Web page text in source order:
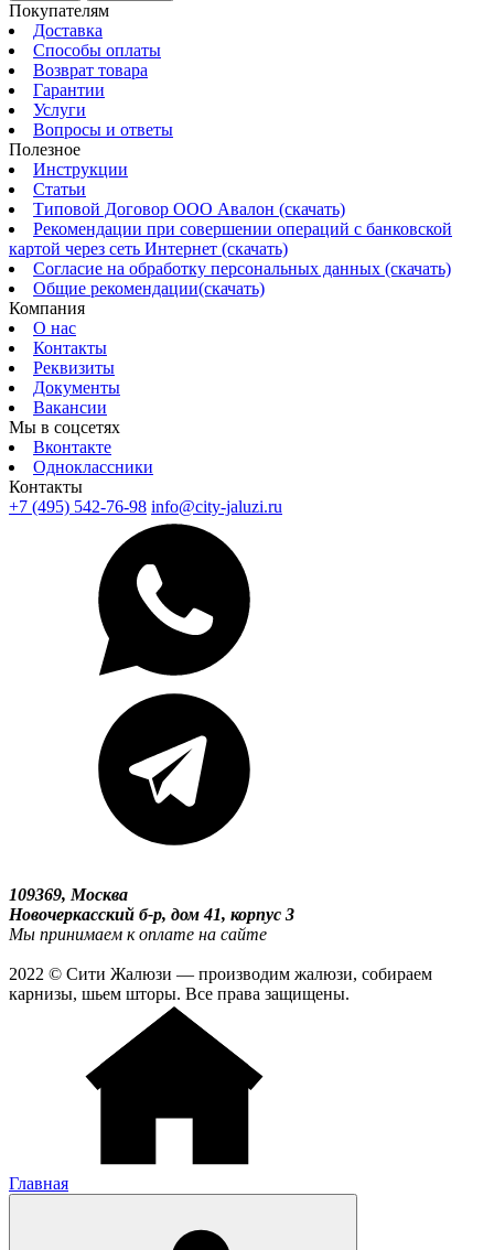
Покупателям
Доставка
Способы оплаты
Возврат товара
Гарантии
Услуги
Вопросы и ответы
Полезное
Инструкции
Статьи
Типовой Договор ООО Авалон (скачать)
Рекомендации при совершении операций с банковской
картой через сеть Интернет (скачать)
Согласие на обработку персональных данных (скачать)
Общие рекомендации(скачать)
Компания
О нас
Контакты
Реквизиты
Документы
Вакансии
Мы в соцсетях
Вконтакте
Одноклассники
Контакты
+7 (495) 542-76-98 info@city-jaluzi.ru
109369, Москва
Новочеркасский б-р, дом 41, корпус 3
Мы принимаем к оплате на сайте
2022 © Сити Жалюзи — производим жалюзи, собираем
карнизы, шьем шторы. Все права защищены.
Главная